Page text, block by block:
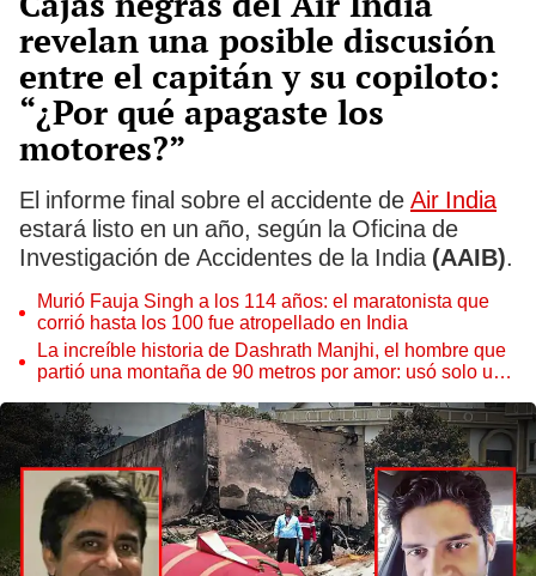
revelan una posible discusión
entre el capitán y su copiloto:
“¿Por qué apagaste los
motores?”
El informe final sobre el accidente de Air India
estará listo en un año, según la Oficina de
Investigación de Accidentes de la India (AAIB).
Murió Fauja Singh a los 114 años: el maratonista que
corrió hasta los 100 fue atropellado en India
La increíble historia de Dashrath Manjhi, el hombre que
partió una montaña de 90 metros por amor: usó solo un